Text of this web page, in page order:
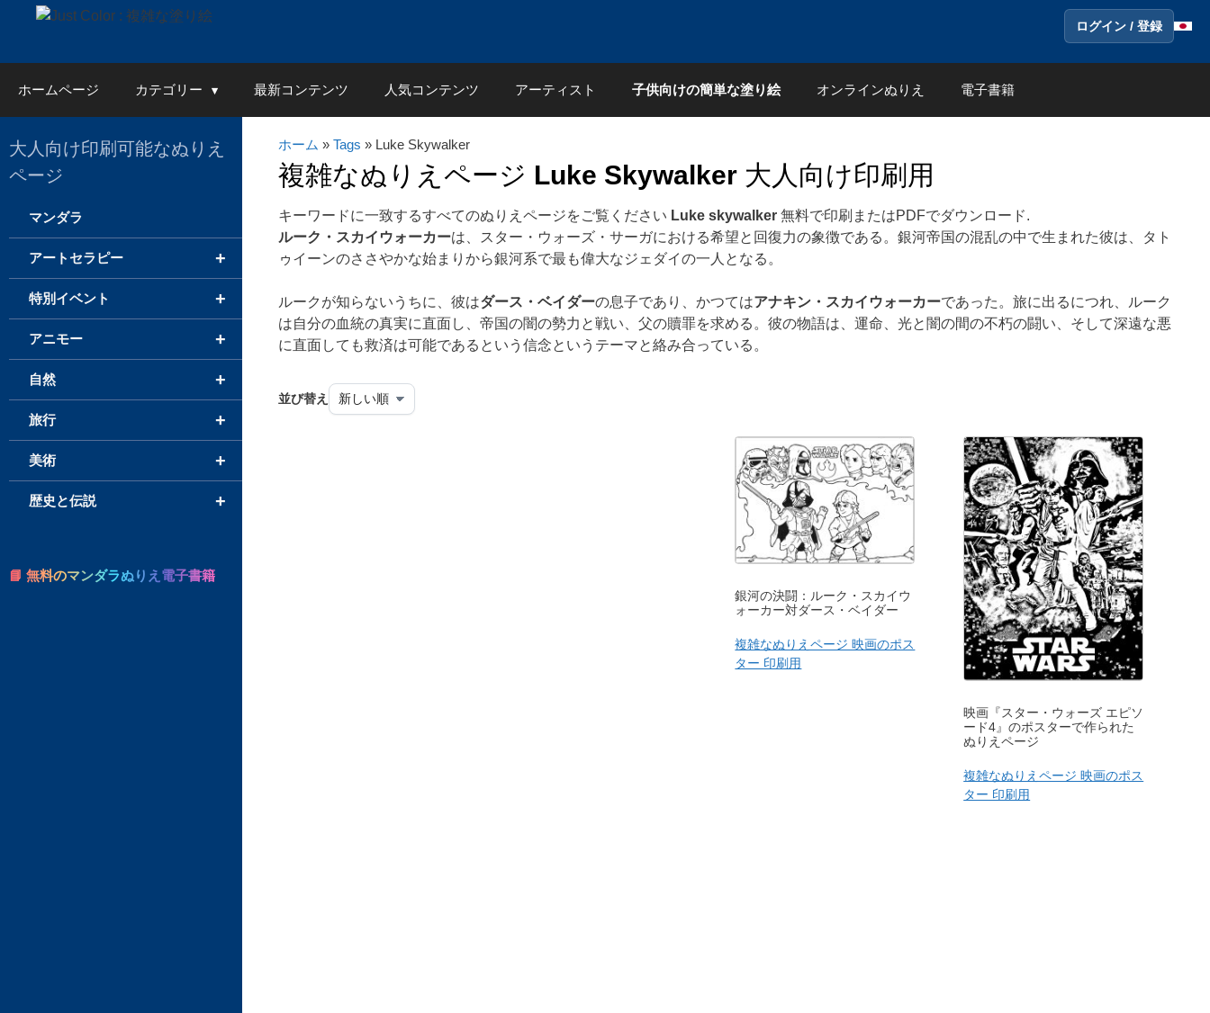
ログイン / 登録
ホームページ カテゴリー 最新コンテンツ 人気コンテンツ アーティスト 子供向けの簡単な塗り絵 オンラインぬりえ 電子書籍
ホーム » Tags » Luke Skywalker
複雑なぬりえページ Luke Skywalker大人向け印刷用
キーワードに一致するすべてのぬりえページをご覧ください Luke skywalker無料で印刷またはPDFでダウンロード.
ルーク・スカイウォーカーは、スター・ウォーズ・サーガにおける希望と回復力の象徴である。銀河帝国の混乱の中で生まれた彼は、タト
ゥイーンのささやかな始まりから銀河系で最も偉大なジェダイの一人となる。
ルークが知らないうちに、彼はダース・ベイダーの息子であり、かつてはアナキン・スカイウォーカーであった。旅に出るにつれ、ルーク
は自分の血統の真実に直面し、帝国の闇の勢力と戦い、父の贖罪を求める。彼の物語は、運命、光と闇の間の不朽の闘い、そして深遠な悪
に直面しても救済は可能であるという信念というテーマと絡み合っている。
並び替え
銀河の決闘：ルーク・スカイウ
ォーカー対ダース・ベイダー
複雑なぬりえページ 映画のポス
ター 印刷用
映画『スター・ウォーズ エピソ
ード4』のポスターで作られた
ぬりえページ
複雑なぬりえページ 映画のポス
ター 印刷用
大人向け印刷可能なぬりえ
ページ
マンダラ
+
アートセラピー
+
特別イベント
+
アニモー
+
自然
+
旅行
+
美術
+
歴史と伝説
📘 無料のマンダラぬりえ電子書籍